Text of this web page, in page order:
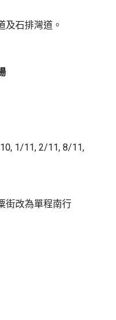
及石排灣道。
1/11, 2/11, 8/11,
街改為單程南行